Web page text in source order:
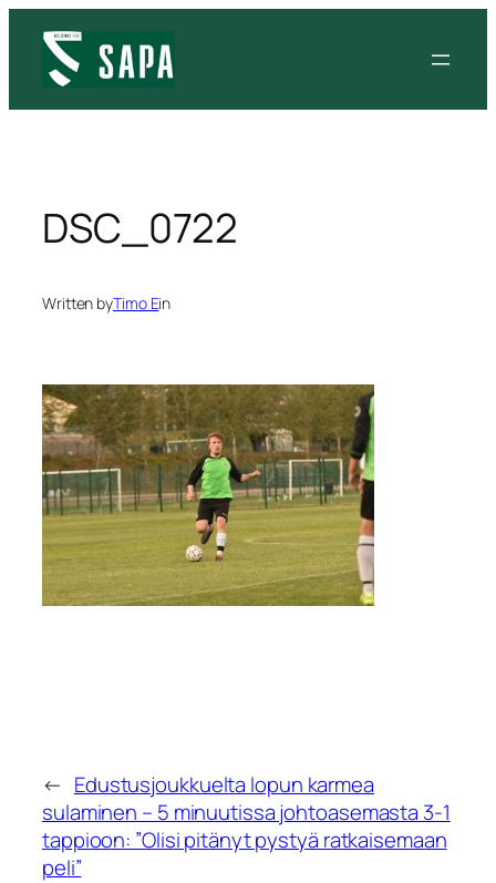
sisältöön
DSC_0722
Written byTimo Ein
← Edustusjoukkuelta lopun karmea
sulaminen – 5 minuutissa johtoasemasta 3-1
tappioon: ”Olisi pitänyt pystyä ratkaisemaan
peli”